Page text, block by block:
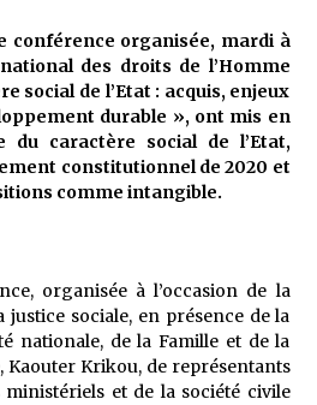
ago
: Le CPA lance une carte VISA
voyages à l’étranger
ago
à partir du 1er août prochain :
: Ouverture des
au concours du Prix national du
du vendredi
ago
conférence organisée, mardi à
des droits de l’Homme
social de l’Etat : acquis, enjeux
durable », ont mis en
du caractère social de l’Etat,
constitutionnel de 2020 et
comme intangible.
organisée à l’occasion de la
justice sociale, en présence de la
nationale, de la Famille et de la
Kaouter Krikou, de représentants
et de la société civile